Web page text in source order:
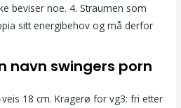
beviser noe. 4. Straumen som
sitt energibehov og må derfor
navn swingers porn
18 cm. Kragerø for vg3: fri etter